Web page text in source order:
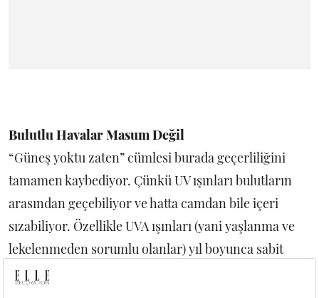
Bulutlu Havalar Masum Değil
“Güneş yoktu zaten” cümlesi burada geçerliliğini
tamamen kaybediyor. Çünkü UV ışınları bulutların
arasından geçebiliyor ve hatta camdan bile içeri
sızabiliyor. Özellikle UVA ışınları (yani yaşlanma ve
lekelenmeden sorumlu olanlar) yıl boyunca sabit
kalıyor. Bu da cildin, fark etmeden her gün mikro